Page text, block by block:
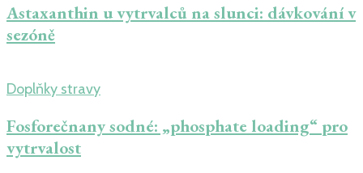
Astaxanthin u vytrvalců na slunci: dávkování v
sezóně
Doplňky stravy
Fosforečnany sodné: „phosphate loading“ pro
vytrvalost